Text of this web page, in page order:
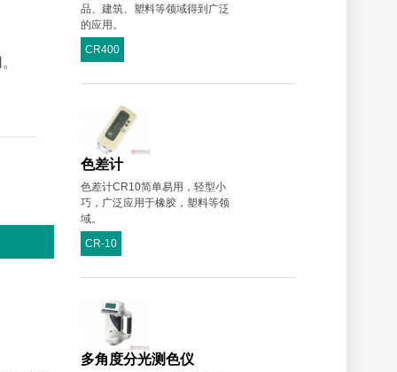
品、建筑、塑料等领域得到广泛
的应用。
CR400
色差计
色差计CR10简单易用，轻型小
巧，广泛应用于橡胶，塑料等领
域。
CR-10
多角度分光测色仪